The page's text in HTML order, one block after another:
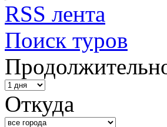
RSS лента
Поиск туров
Откуда